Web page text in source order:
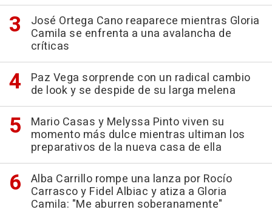
José Ortega Cano reaparece mientras Gloria
Camila se enfrenta a una avalancha de
críticas
Paz Vega sorprende con un radical cambio
de look y se despide de su larga melena
Mario Casas y Melyssa Pinto viven su
momento más dulce mientras ultiman los
preparativos de la nueva casa de ella
Alba Carrillo rompe una lanza por Rocío
Carrasco y Fidel Albiac y atiza a Gloria
Camila: "Me aburren soberanamente"